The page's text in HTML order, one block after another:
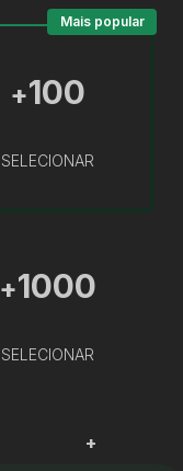
+100
SELECIONAR
Mais popular
+1000
SELECIONAR
+